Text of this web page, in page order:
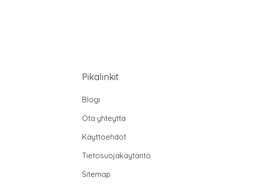
Pikalinkit
Blogi
Ota yhteyttä
Käyttöehdot
Tietosuojakäytäntö
Sitemap